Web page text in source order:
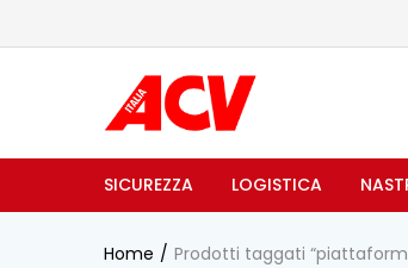
SICUREZZA LOGISTICA
Home Prodotti taggati